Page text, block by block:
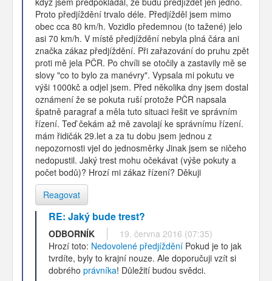
Proto předjíždění trvalo déle. Předjížděl jsem mimo
obec cca 80 km/h. Vozidlo předemnou (to tažené) jelo
asi 70 km/h. V místě předjíždění nebyla plná čára ani
značka zákaz předjíždění. Při zařazování do pruhu zpět
proti mě jela PČR. Po chvíli se otočily a zastavily mě se
slovy "co to bylo za manévry". Vypsala mi pokutu ve
výši 1000kč a odjel jsem. Před několika dny jsem dostal
oznámení že se pokuta ruší protože PČR napsala
špatně paragraf a měla tuto situaci řešit ve správním
řízení. Teď čekám až mě zavolají ke správnímu řízení.
mám řidičák 29.let a za tu dobu jsem jednou z
nepozornosti vjel do jednosměrky Jinak jsem se ničeho
nedopustil. Jaký trest mohu očekávat (výše pokuty a
počet bodů)? Hrozí mi zákaz řízení? Děkuji
Reagovat
RE: Jaký bude trest?
ODBORNÍK
19. června 2016 (07:35)
Hrozí toto: Nedovolené předjíždění Pokud je to jak
tvrdíte, byly to krajní nouze. Ale doporučuji vzít si
dobrého právníka! Důležití budou svědci.